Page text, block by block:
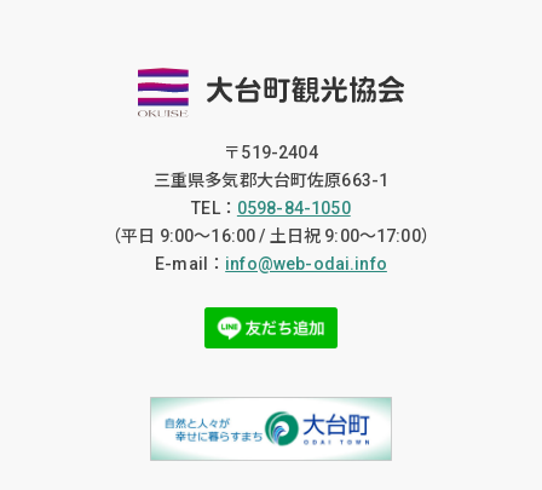
〒519-2404
三重県多気郡大台町佐原663-1
TEL： 0598-84-1050
（平日 9:00〜16:00 / 土日祝 9:00〜17:00）
E-mail： info@web-odai.info